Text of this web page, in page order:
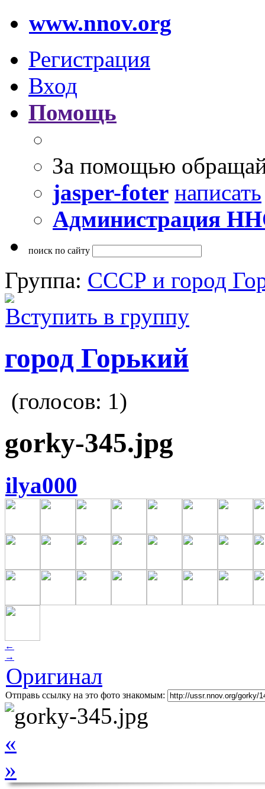
www.nnov.org
Регистрация
Вход
Помощь
За помощью
jasper-foter написать
Администрация
поиск по сайту
Группа: СССР и город
Вступить в группу
город Горький
(голосов: 1)
gorky-345.jpg
ilya000
←
→
Оригинал
Отправь ссылку на это фото знакомым:
«
»